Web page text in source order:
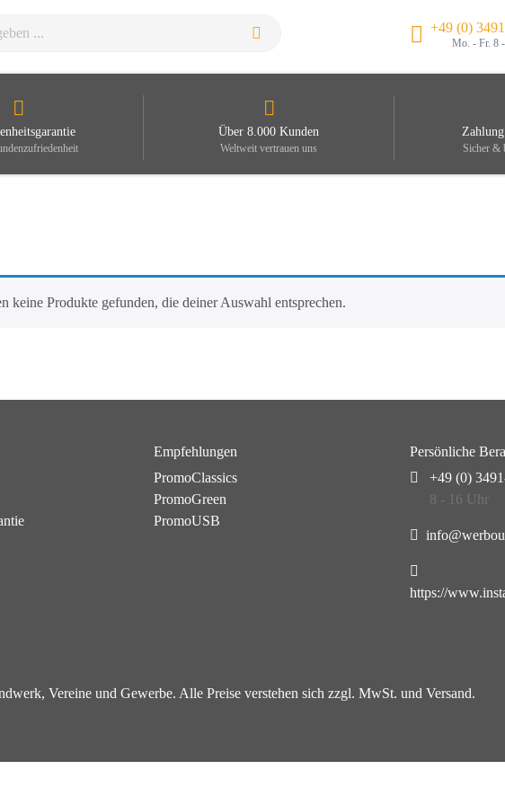
+49 (0)
Mo. - Fr. 8
Über 8.000 Kunden
Weltweit vertrauen uns Sicher &
keine Produkte gefunden, die deiner Auswahl entsprechen.
Empfehlungen
PromoClassics
PromoGreen
PromoUSB
Persönliche
+49 (0)
8 - 16 Uhr
https://
Vereine und Gewerbe. Alle Preise verstehen sich zzgl. MwSt. und Versand.